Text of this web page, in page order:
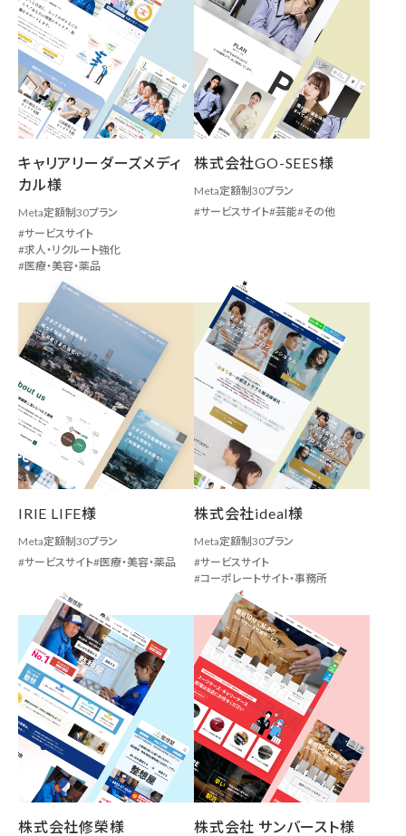
キャリアリーダーズメディ
カル様
Meta定額制30プラン
サービスサイト
求人・リクルート強化
医療・美容・薬品
株式会社GO-SEES様
Meta定額制30プラン
サービスサイト 芸能 その他
IRIE LIFE様
Meta定額制30プラン
サービスサイト 医療・美容・薬品
株式会社ideal様
Meta定額制30プラン
サービスサイト
コーポレートサイト・事務所
株式会社修榮様 株式会社 サンバースト様